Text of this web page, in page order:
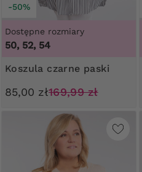
-50%
Dostępne rozmiary
50, 52, 54
Koszula czarne paski
85,00 zł169,99 zł